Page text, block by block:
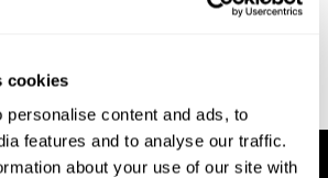
cookies
personalise content and ads, to
features and to analyse our traffic.
about your use of our site with
, 12 (1), 97-136.